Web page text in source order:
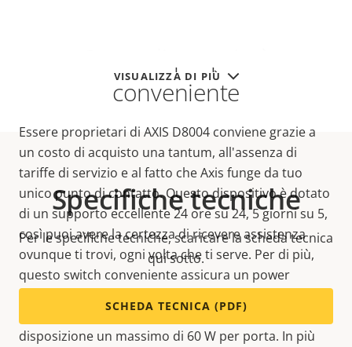
VISUALIZZA DI PIÙ
conveniente
Essere proprietari di AXIS D8004 conviene grazie a
un costo di acquisto una tantum, all'assenza di
tariffe di servizio e al fatto che Axis funge da tuo
unico punto di contatto. Questo dispositivo è dotato
di un supporto eccellente 24 ore su 24, 5 giorni su 5,
così puoi avere la certezza di ricevere assistenza
ovunque ti trovi, ogni volta che ti serve. Per di più,
questo switch conveniente assicura un power
budget ottimale. Ogni porta di uno switch Axis offre
supporto per la classe PoE 3, alcune mettono a
disposizione un massimo di 60 W per porta. In più
Specifiche tecniche
Per le specifiche tecniche, scaricare la scheda tecnica
qui sotto.
SCHEDA TECNICA (PDF)